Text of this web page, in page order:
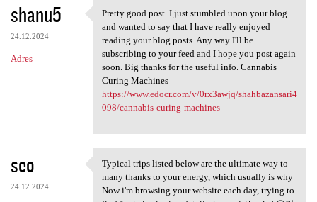
shanu5
24.12.2024
Adres
Pretty good post. I just
Pretty good post. I just stumbled upon your blog
and wanted to say that I have really enjoyed
reading your blog posts. Any way I'll be
subscribing to your feed and I hope you post again
soon. Big thanks for the useful info. Cannabis
Curing Machines
https://www.edocr.com/v/0rx3awjq/shahbazansari4
098/cannabis-curing-machines
seo
24.12.2024
Typical trips listed below
Typical trips listed below are the ultimate way to
many thanks to your energy, which usually is why
Now i'm browsing your website each day, trying to